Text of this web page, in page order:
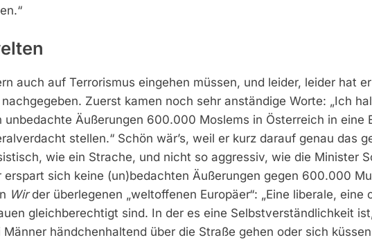
auch auf Terrorismus eingehen müssen, und leider, leider hat
Zuerst kamen noch sehr anständige Worte: „Ich
Äußerungen 600.000 Moslems in Österreich in eine
stellen.“ Schön wär’s, weil er kurz darauf genau das
wie ein Strache, und nicht so aggressiv, wie die Minister
erspart sich keine (un)bedachten Äußerungen gegen 600.000
Wirder überlegenen „weltoffenen Europäer“: „Eine liberale, eine
gleichberechtigt sind. In der es eine Selbstverständlichkeit
händchenhaltend über die Straße gehen oder sich